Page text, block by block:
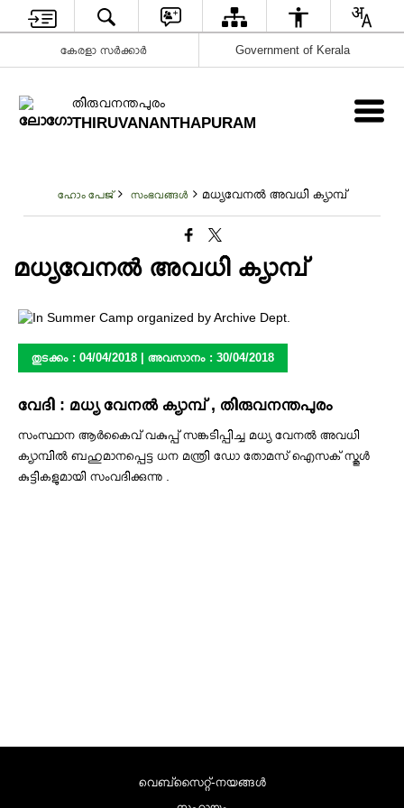
കേരളാ സർക്കാർ Government of Kerala
തിരുവനന്തപുരം
THIRUVANANTHAPURAM
ഹോം പേജ് സംഭവങ്ങള്‍ മധ്യവേനൽ അവധി ക്യാമ്പ്
മധ്യവേനൽ അവധി ക്യാമ്പ്
തുടക്കം : 04/04/2018 | അവസാനം : 30/04/2018
വേദി : മധ്യ വേനല്‍ ക്യാമ്പ്‌ , തിരുവനന്തപുരം
സംസ്ഥാന ആർകൈവ് വകുപ്പ് സങ്കടിപ്പിച്ച മധ്യ വേനൽ അവധി
ക്യാമ്പിൽ ബഹുമാനപ്പെട്ട ധന മന്ത്രി ഡോ തോമസ് ഐസക് സ്കൂൾ
കുട്ടികളുമായി സംവദിക്കുന്നു .
വെബ്സൈറ്റ്-നയങ്ങള്‍